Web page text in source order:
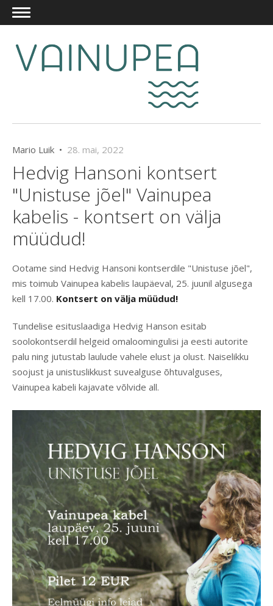
Mario Luik • 28. mai, 2022
Hedvig Hansoni kontsert
"Unistuse jõel" Vainupea
kabelis - kontsert on välja
müüdud!
Ootame sind Hedvig Hansoni kontserdile "Unistuse jõel",
mis toimub Vainupea kabelis laupäeval, 25. juunil algusega
kell 17.00. Kontsert on välja müüdud!
Tundelise esituslaadiga Hedvig Hanson esitab
soolokontserdil helgeid omaloomingulisi ja eesti autorite
palu ning jutustab laulude vahele elust ja olust. Naiselikku
soojust ja unistuslikkust suvealguse õhtuvalguses,
Vainupea kabeli kajavate võlvide all.